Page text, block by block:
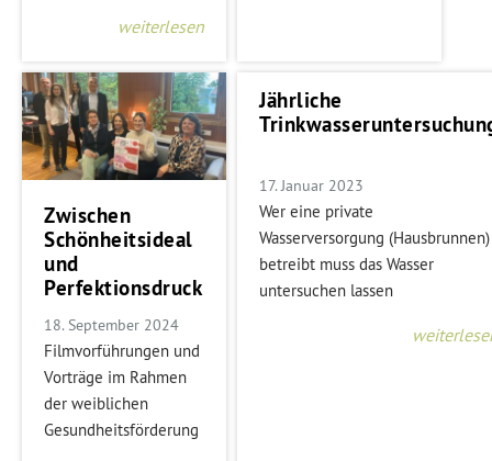
weiterlesen
Zwischen
Schönheitsideal
und
Perfektionsdruck
18. September 2024
Filmvorführungen und
Vorträge im Rahmen
der weiblichen
Gesundheitsförderung
Jährliche
17. Januar 2023
Wer eine private
Wasserversorgung (Hausbrunnen)
betreibt muss das Wasser
untersuchen lassen